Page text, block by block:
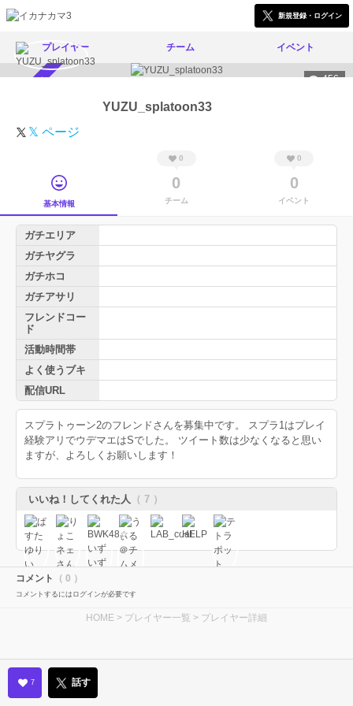
新規登録・ログイン
プレイヤー チーム イベント
456
YUZU_splatoon33
𝕏 ページ
基本情報
0
0
チーム
0
0
イベント
ガチエリア
ガチヤグラ
ガチホコ
ガチアサリ
フレンドコー
ド
活動時間帯
よく使うブキ
配信URL
スプラトゥーン2のフレンドさんを募集中です。 スプラ1はプレイ
経験アリでウデマエはSでした。 ツイート数は少なくなると思い
ますが、よろしくお願いします！
いいね！してくれた人 （ 7 ）
コメント （ 0 ）
コメントするにはログインが必要です
HOME > プレイヤー一覧 > プレイヤー詳細
7 話す